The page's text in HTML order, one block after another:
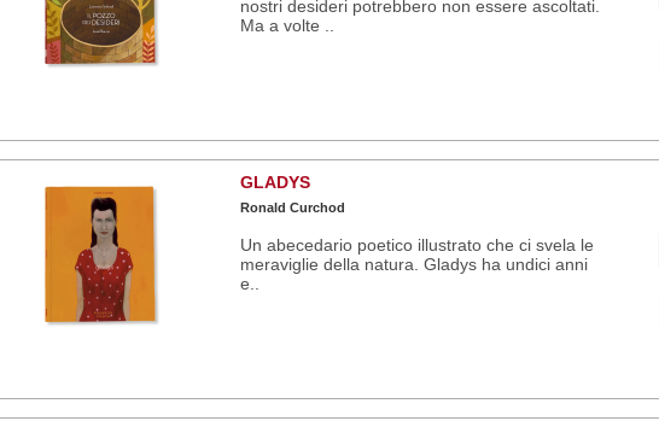
nostri desideri potrebbero non essere ascoltati.
Ma a volte ..
GLADYS
Ronald Curchod
Un abecedario poetico illustrato che ci svela le
meraviglie della natura. Gladys ha undici anni
e..